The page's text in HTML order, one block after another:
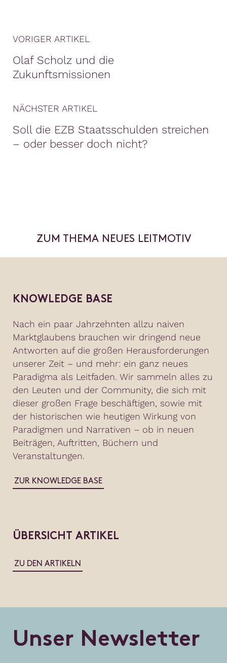
VORIGER ARTIKEL
Olaf Scholz und die
Zukunftsmissionen
NÄCHSTER ARTIKEL
Soll die EZB Staatsschulden streichen
– oder besser doch nicht?
ZUM THEMA NEUES LEITMOTIV
KNOWLEDGE BASE
Nach ein paar Jahrzehnten allzu naiven
Marktglaubens brauchen wir dringend neue
Antworten auf die großen Herausforderungen
unserer Zeit – und mehr: ein ganz neues
Paradigma als Leitfaden. Wir sammeln alles zu
den Leuten und der Community, die sich mit
dieser großen Frage beschäftigen, sowie mit
der historischen wie heutigen Wirkung von
Paradigmen und Narrativen – ob in neuen
Beiträgen, Auftritten, Büchern und
Veranstaltungen.
ZUR KNOWLEDGE BASE
ÜBERSICHT ARTIKEL
ZU DEN ARTIKELN
Unser Newsletter